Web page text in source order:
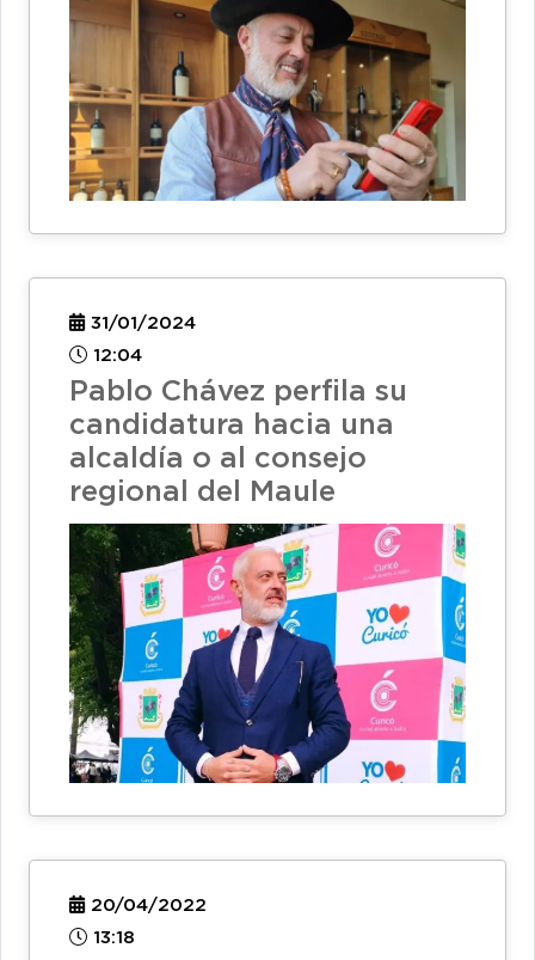
31/01/2024
12:04
Pablo Chávez perfila su
candidatura hacia una
alcaldía o al consejo
regional del Maule
20/04/2022
13:18